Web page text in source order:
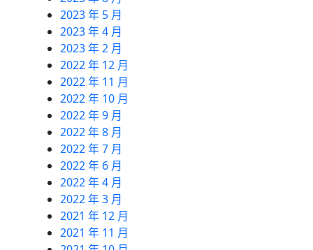
2023 年 5 月
2023 年 4 月
2023 年 2 月
2022 年 12 月
2022 年 11 月
2022 年 10 月
2022 年 9 月
2022 年 8 月
2022 年 7 月
2022 年 6 月
2022 年 4 月
2022 年 3 月
2021 年 12 月
2021 年 11 月